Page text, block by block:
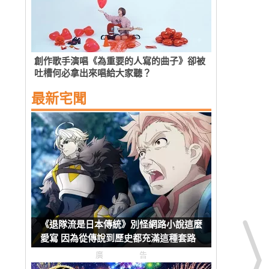
創作歌手演唱《為重要的人寫的曲子》卻被
吐槽何必拿出來唱給大家聽？
最新宅聞
《退隊流是日本傳統》別怪網路小說這麼
愛寫 因為從傳說到歷史都充滿這種套路
廣告